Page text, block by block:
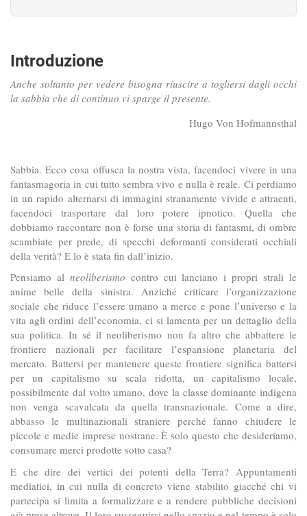
Introduzione
Anche soltanto per vedere bisogna riuscire a togliersi dagli occhi
la sabbia che di continuo vi sparge il presente.
Hugo Von Hofmannsthal
Sabbia. Ecco cosa offusca la nostra vista, facendoci vivere in una
fantasmagoria in cui tutto sembra vivo e nulla è reale. Ci perdiamo
in un rapido alternarsi di immagini stranamente vivide e attraenti,
facendoci trasportare dal loro potere ipnotico. Quella che
dobbiamo raccontare non è forse una storia di fantasmi, di ombre
scambiate per prede, di specchi deformanti considerati occhiali
della verità? E lo è stata fin dall’inizio.
Pensiamo al neoliberismo contro cui lanciano i propri strali le
anime belle della sinistra. Anziché criticare l’organizzazione
sociale che riduce l’essere umano a merce e pone l’universo e la
vita agli ordini dell’economia, ci si lamenta per un dettaglio della
sua politica. In sé il neoliberismo non fa altro che abbattere le
frontiere nazionali per facilitare l’espansione planetaria del
mercato. Battersi per mantenere queste frontiere significa battersi
per un capitalismo su scala ridotta, un capitalismo locale,
possibilmente dal volto umano, dove la classe dominante indigena
non venga scavalcata da quella transnazionale. Come a dire,
abbasso le multinazionali straniere perché fanno chiudere le
piccole e medie imprese nostrane. È solo questo che desideriamo,
consumare merci prodotte sotto casa?
E che dire dei vertici dei potenti della Terra? Appuntamenti
mediatici, in cui nulla di concreto viene stabilito giacché chi vi
partecipa si limita a formalizzare e a rendere pubbliche decisioni